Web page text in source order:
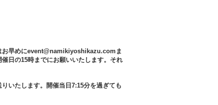
お早めにevent@namikiyoshikazu.comま
日の15時までにお願いいたします。それ
いたします。開催当日7:15分を過ぎても